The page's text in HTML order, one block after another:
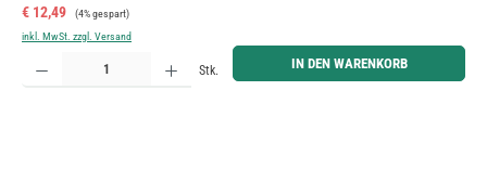
Verkaufspreis:
€ 12,49 Regulärer Preis:
(4% gespart)
inkl. MwSt. zzgl. Versand
Produkt Anzahl: Gib den gewünschten Wert ein oder benutze die Schaltflächen um die Anzahl zu
Stk. IN DEN WARENKORB